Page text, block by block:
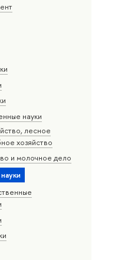
науки
лесное
хозяйство
и молочное дело